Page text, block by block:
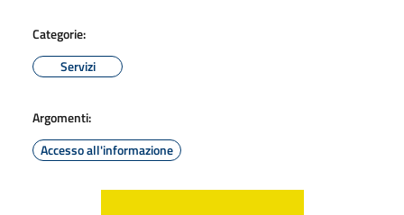
Categorie:
Servizi
Argomenti:
Accesso all'informazione